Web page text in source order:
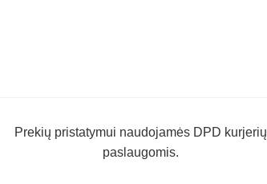
Prekių pristatymui naudojamės DPD kurjerių
paslaugomis.